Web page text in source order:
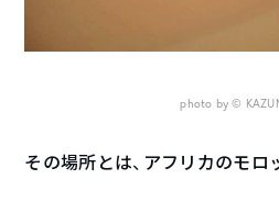
photo by ©
その場所とは、アフリカのモロ